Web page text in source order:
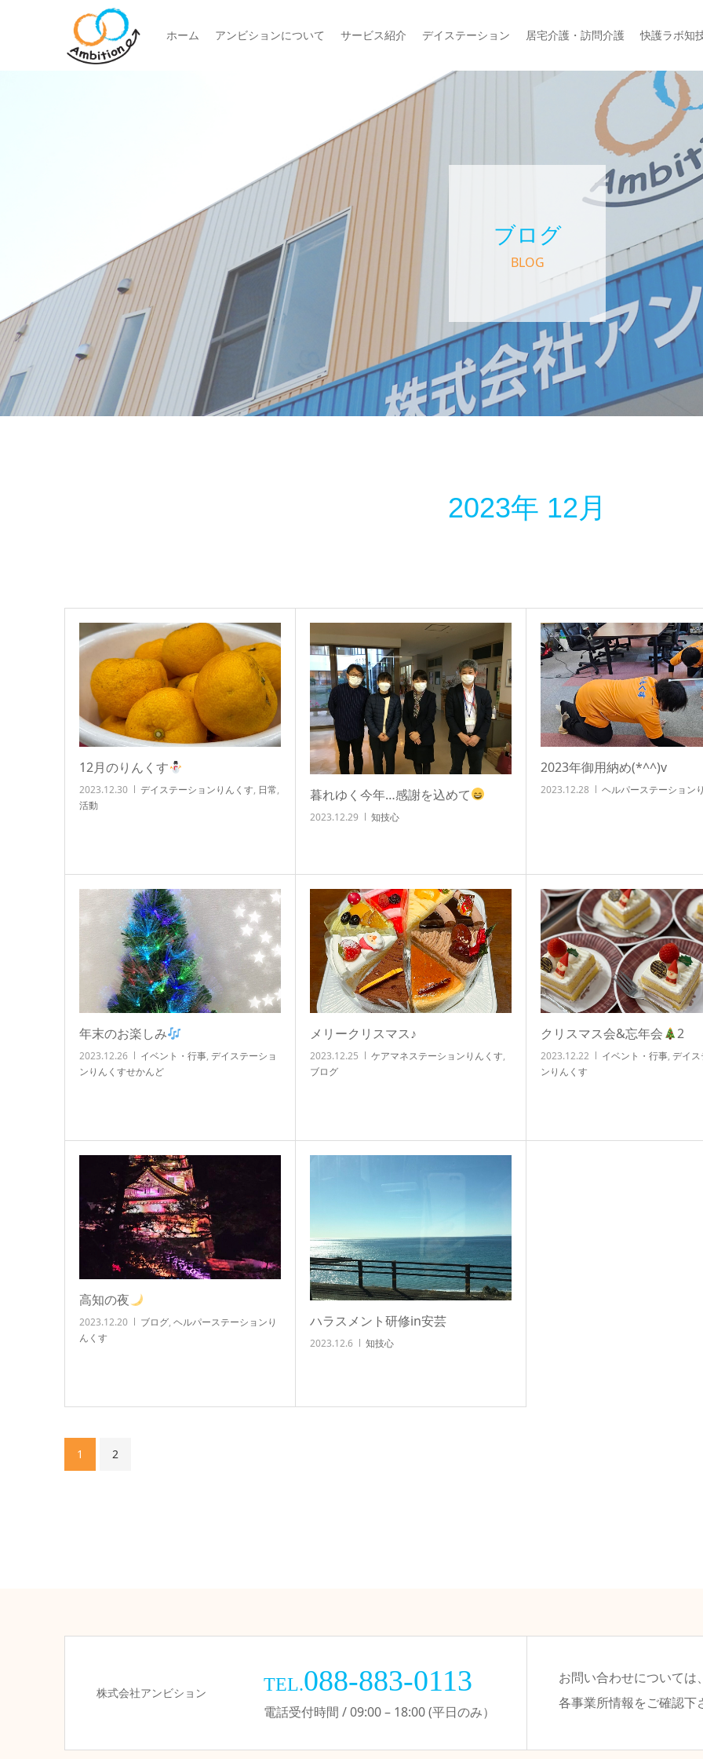
ホーム アンビションについて サービス紹介 デイステーション 居宅介護・訪問介護 快護ラボ知
ブログ
BLOG
2023年 12月
12月のりんくす
2023.12.30 デイステーションりんくす, 日常,
活動
暮れゆく今年…感謝を込めて
2023.12.29 知技心
2023年御用納め(*^^)v
2023.12.28 ヘルパーステーション
年末のお楽しみ
2023.12.26 イベント・行事, デイステーショ
ンりんくすせかんど
メリークリスマス♪
2023.12.25 ケアマネステーションりんくす,
ブログ
クリスマス会&忘年会 2
2023.12.22 イベント・行事, デイス
ンりんくす
高知の夜
2023.12.20 ブログ, ヘルパーステーションり
んくす
ハラスメント研修in安芸
2023.12.6 知技心
1 2
株式会社アンビション TEL.088-883-0113
電話受付時間 / 09:00 – 18:00 (平日のみ）
お問い合わせについては、
各事業所情報をご確認下